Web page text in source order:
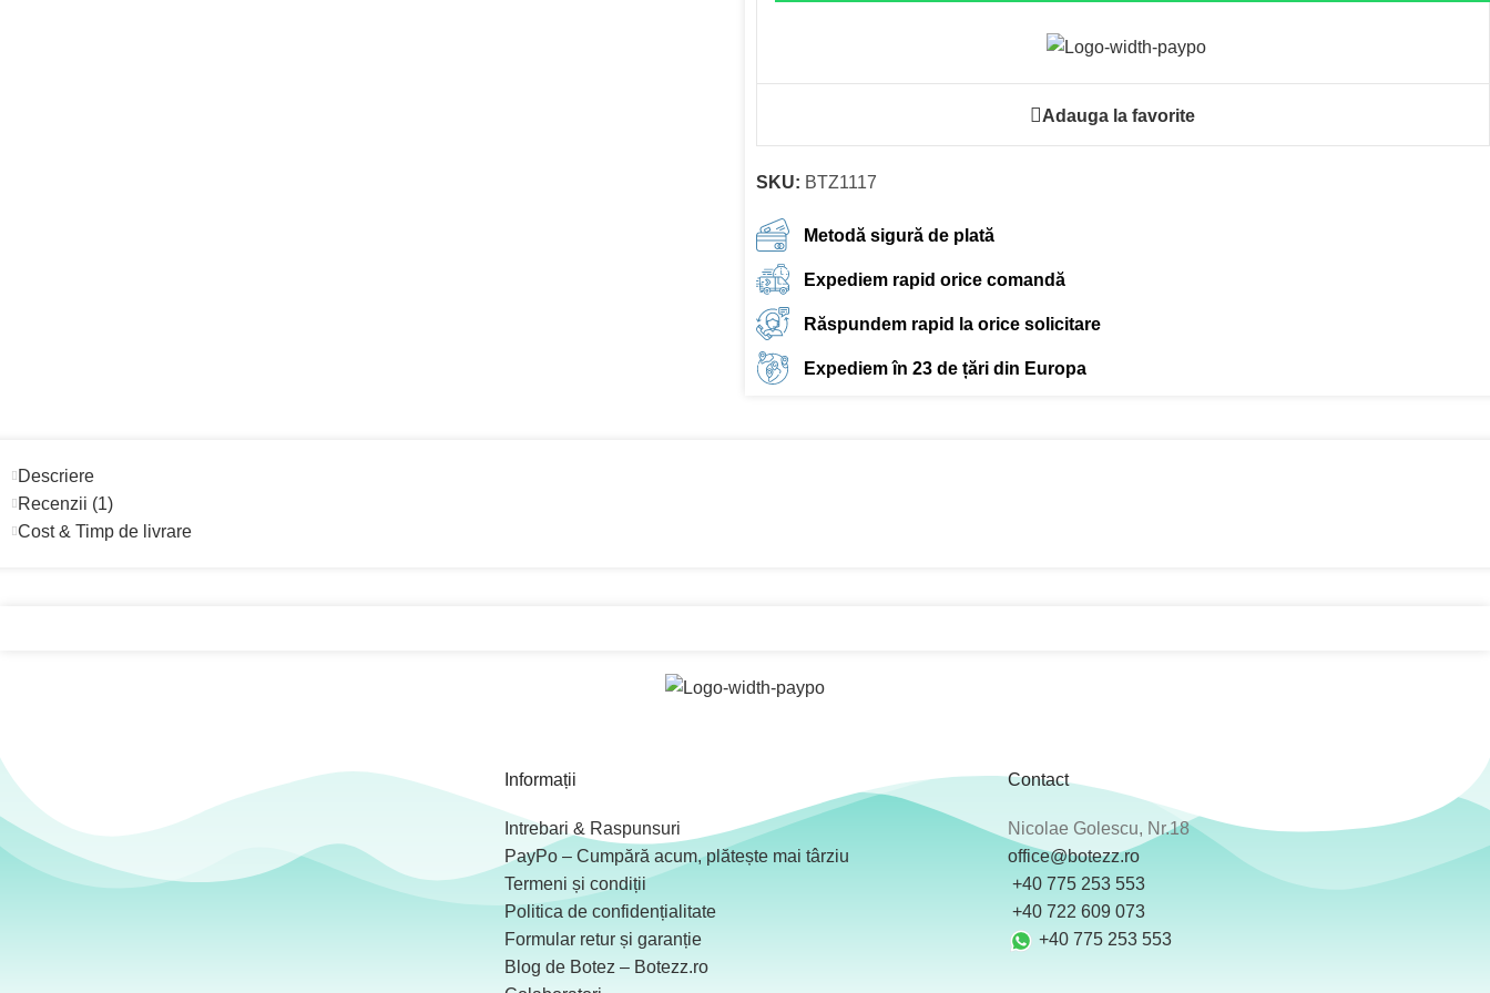
Adauga la favorite
SKU: BTZ1117
Metodă sigură de plată
Expediem rapid orice comandă
Răspundem rapid la orice solicitare
Expediem în 23 de țări din Europa
Descriere
Recenzii (1)
Cost & Timp de livrare
Informații
Intrebari & Raspunsuri
PayPo – Cumpără acum, plătește mai târziu
Termeni și condiții
Politica de confidențialitate
Formular retur și garanție
Blog de Botez – Botezz.ro
Contact
Nicolae Golescu, Nr.18
office@botezz.ro
+40 775 253 553
‪ +40 722 609 073
+40 775 253 553